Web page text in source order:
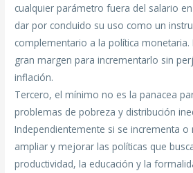
cualquier parámetro fuera del salario
dar por concluido su uso como un
complementario a la política monetaria.
gran margen para incrementarlo sin
inflación.
Tercero, el mínimo no es la panacea
problemas de pobreza y distribución
Independientemente si se incrementa o
ampliar y mejorar las políticas que
productividad, la educación y la